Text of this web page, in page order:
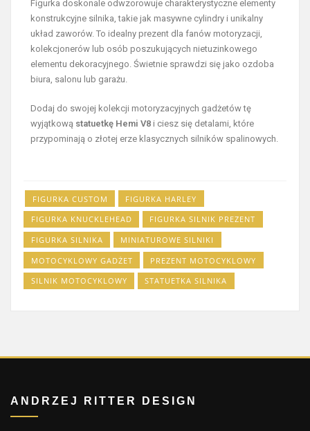
Figurka doskonale odwzorowuje charakterystyczne elementy
konstrukcyjne silnika, takie jak masywne cylindry i unikalny
układ zaworów. To idealny prezent dla fanów motoryzacji,
kolekcjonerów lub osób poszukujących nietuzinkowego
elementu dekoracyjnego. Świetnie sprawdzi się jako ozdoba
biura, salonu lub garażu.
Dodaj do swojej kolekcji motoryzacyjnych gadżetów tę
wyjątkową statuetkę Hemi V8i ciesz się detalami, które
przypominają o złotej erze klasycznych silników spalinowych.
FIGURKA CUSTOM
FIGURKA HARLEY
FIGURKA KNUCKLEHEAD
FIGURKA SILNIK PREZENT
FIGURKA SILNIKA
MINIATUROWE SILNIKI
MOTOCYKLOWY GADŻET
PREZENT MOTOCYKLOWY
SILNIK MOTOCYKLOWY
STATUETKA SILNIKA
ANDRZEJ RITTER DESIGN